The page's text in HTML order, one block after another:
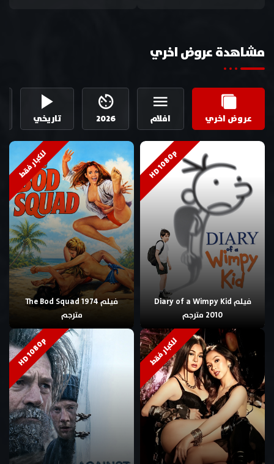
مشاهدة عروض اخري
عروض اخري افلام 2026 تاريخي
HD 1080p
فيلم Diary of a Wimpy Kid
2010 مترجم
للكبار فقط
فيلم The Bod Squad 1974
مترجم
للكبار فقط HD 1080p